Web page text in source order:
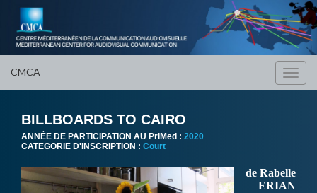
CMCA
BILLBOARDS TO CAIRO
ANNÈE DE PARTICIPATION AU PriMed : 2020
CATEGORIE D'INSCRIPTION : Court
de Rabelle
ERIAN